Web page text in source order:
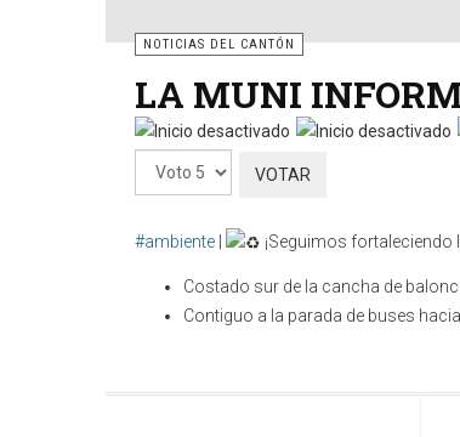
NOTICIAS DEL CANTÓN
LA MUNI
Por
favor,
#ambiente | ¡Seguimos fortaleciendo
Costado sur de la cancha de
Contiguo a la parada de buses
contenedores y sigamos fomentando la